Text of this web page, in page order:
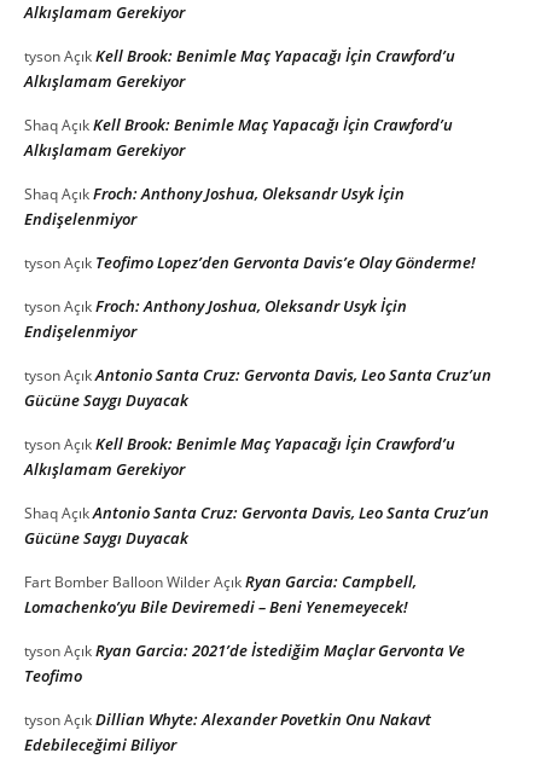
Alkışlamam Gerekiyor
tysonAçıkKell Brook: Benimle Maç Yapacağı İçin Crawford’u
Alkışlamam Gerekiyor
ShaqAçıkKell Brook: Benimle Maç Yapacağı İçin Crawford’u
Alkışlamam Gerekiyor
ShaqAçıkFroch: Anthony Joshua, Oleksandr Usyk İçin
Endişelenmiyor
tysonAçık Teofimo Lopez’den Gervonta Davis’e Olay Gönderme!
tysonAçıkFroch: Anthony Joshua, Oleksandr Usyk İçin
Endişelenmiyor
tysonAçıkAntonio Santa Cruz: Gervonta Davis, Leo Santa Cruz’un
Gücüne Saygı Duyacak
tysonAçıkKell Brook: Benimle Maç Yapacağı İçin Crawford’u
Alkışlamam Gerekiyor
ShaqAçıkAntonio Santa Cruz: Gervonta Davis, Leo Santa Cruz’un
Gücüne Saygı Duyacak
Fart Bomber Balloon WilderAçıkRyan Garcia: Campbell,
Lomachenko’yu Bile Deviremedi – Beni Yenemeyecek!
tysonAçıkRyan Garcia: 2021’de İstediğim Maçlar Gervonta Ve
Teofimo
tysonAçıkDillian Whyte: Alexander Povetkin Onu Nakavt
Edebileceğimi Biliyor